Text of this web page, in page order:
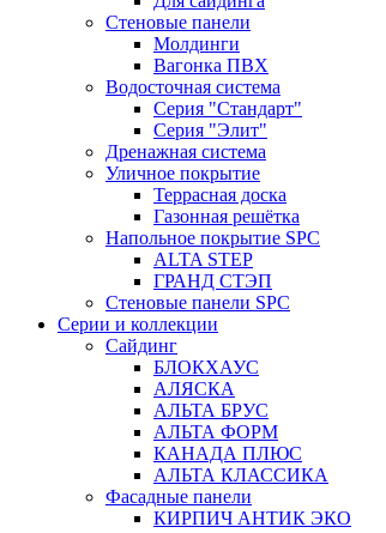
Стеновые панели
Молдинги
Вагонка ПВХ
Водосточная система
Серия "Стандарт"
Серия "Элит"
Дренажная система
Уличное покрытие
Террасная доска
Газонная решётка
Напольное покрытие SPC
ALTA STEP
ГРАНД СТЭП
Стеновые панели SPC
Серии и коллекции
Сайдинг
БЛОКХАУС
АЛЯСКА
АЛЬТА БРУС
АЛЬТА ФОРМ
КАНАДА ПЛЮС
АЛЬТА КЛАССИКА
Фасадные панели
КИРПИЧ АНТИК ЭКО